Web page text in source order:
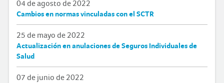
04 de agosto de 2022
Cambios en normas vinculadas con el SCTR
25 de mayo de 2022
Actualización en anulaciones de Seguros Individuales de
Salud
07 de junio de 2022